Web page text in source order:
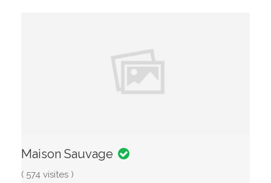
Maison Sauvage
( 574 visites )